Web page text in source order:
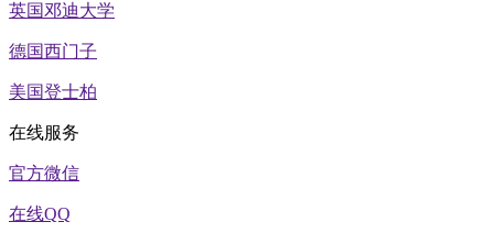
英国邓迪大学
德国西门子
美国登士柏
在线服务
官方微信
在线QQ